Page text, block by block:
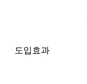
도입효과